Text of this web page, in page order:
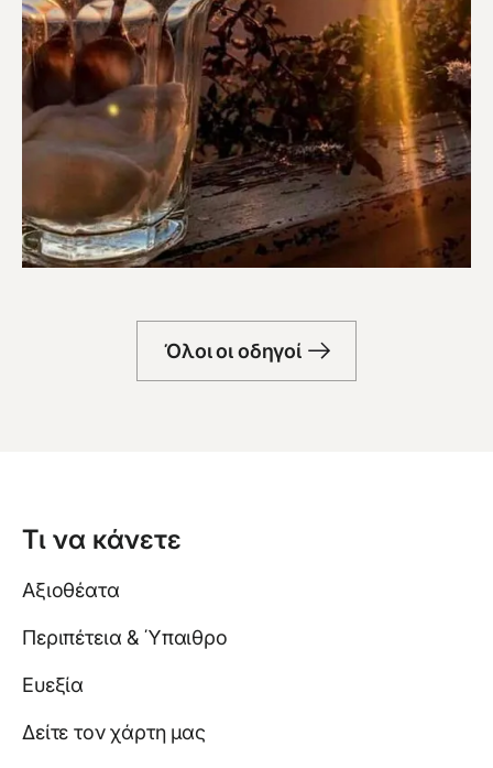
Μπαρ
Όλοι οι οδηγοί
Τι να κάνετε
Αξιοθέατα
Περιπέτεια & Ύπαιθρο
Ευεξία
Δείτε τον χάρτη μας